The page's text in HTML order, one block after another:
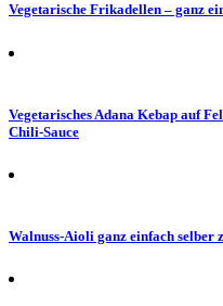
Vegetarische Frikadellen – ganz
Vegetarisches Adana Kebap auf
Chili-Sauce
Walnuss-Aioli ganz einfach selber